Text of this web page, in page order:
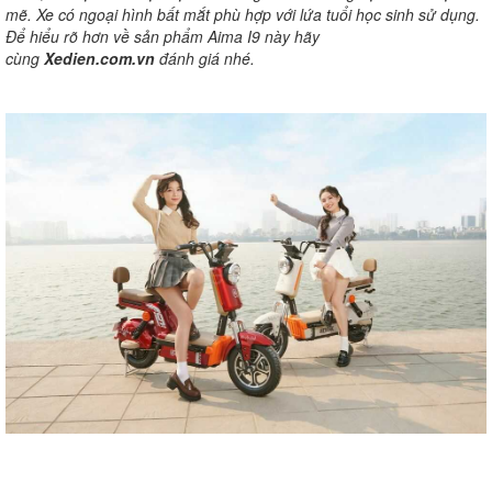
mẽ. Xe có ngoại hình bất mắt phù hợp với lứa tuổi học sinh sử dụng.
Để hiểu rõ hơn về sản phẩm Aima I9 này hãy
cùng Xedien.com.vn đánh giá nhé.